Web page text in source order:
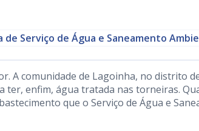
Serviço de Água e Saneamento
A comunidade de Lagoinha, no distrito
enfim, água tratada nas torneiras.
que o Serviço de Água e